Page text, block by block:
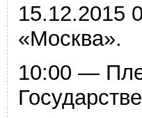
15.12.2015
«Москва».
10:00 —